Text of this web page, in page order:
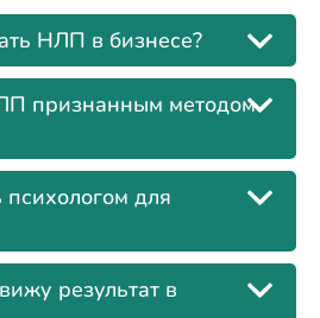
НЛП в бизнесе?
признанным методом
для
результат в